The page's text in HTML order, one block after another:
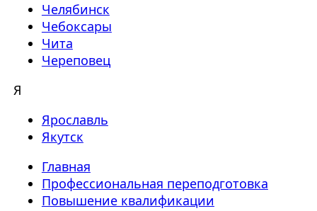
Челябинск
Чебоксары
Чита
Череповец
Я
Ярославль
Якутск
Главная
Профессиональная переподготовка
Повышение квалификации